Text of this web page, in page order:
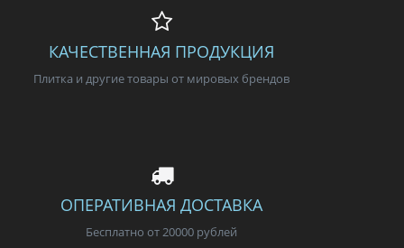
КАЧЕСТВЕННАЯ ПРОДУКЦИЯ
Плитка и другие товары от мировых брендов
ОПЕРАТИВНАЯ ДОСТАВКА
Бесплатно от 20000 рублей